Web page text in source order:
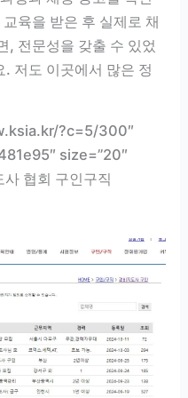
육을 받은 후 실제로 채
, 전문성을 갖출 수 있었
저도 이곳에서 많은 정
?c=5/300″
size=”20″
협회 구인구직